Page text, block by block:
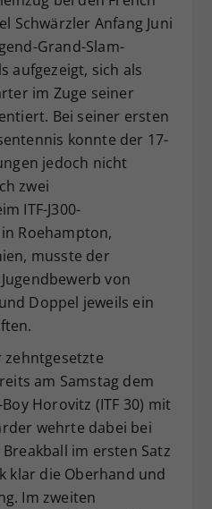
Schwärzler Anfang Juni
Grand-Slam-
aufgezeigt, sich als
im Zuge seiner
Bei seiner ersten
konnte der 17-
jedoch nicht
zwei
ITF-J300-
Roehampton,
musste der
von
Doppel jeweils ein
zehntgesetzte
am Samstag dem
Horovitz (ITF 30) mit
wehrte dabei bei
im ersten Satz
klar die Oberhand und
Im zweiten
speichert Ihre Consent-
Unter anderem eine
ID, für die
Speicherung Ihrer
Einstellungen, falls der
Betreiber dies eingestellt